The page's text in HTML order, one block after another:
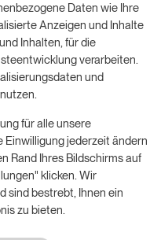
kostenlose 14-
Daten wie Ihre
Anzeigen und Inhalte
Inhalten, für die
verarbeiten.
und
für alle unsere
Einwilligung jederzeit ändern
Rand Ihres Bildschirms auf
klicken. Wir
sind bestrebt, Ihnen ein
zu bieten.